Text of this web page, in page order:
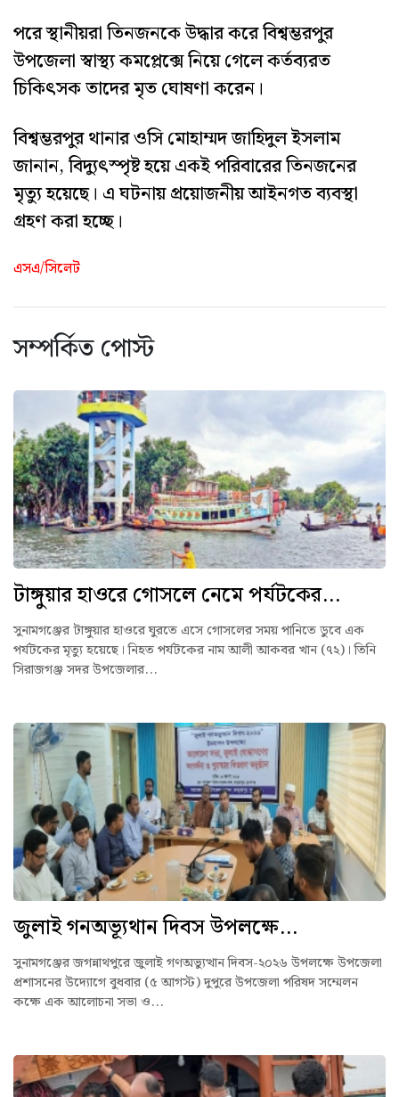
পরে স্থানীয়রা তিনজনকে উদ্ধার করে বিশ্বম্ভরপুর
উপজেলা স্বাস্থ্য কমপ্লেক্সে নিয়ে গেলে কর্তব্যরত
চিকিৎসক তাদের মৃত ঘোষণা করেন।
বিশ্বম্ভরপুর থানার ওসি মোহাম্মদ জাহিদুল ইসলাম
জানান, বিদ্যুৎস্পৃষ্ট হয়ে একই পরিবারের তিনজনের
মৃত্যু হয়েছে। এ ঘটনায় প্রয়োজনীয় আইনগত ব্যবস্থা
গ্রহণ করা হচ্ছে।
এসএ/সিলেট
সম্পর্কিত পোস্ট
টাঙ্গুয়ার হাওরে গোসলে নেমে পর্যটকের...
সুনামগঞ্জের টাঙ্গুয়ার হাওরে ঘুরতে এসে গোসলের সময় পানিতে ডুবে এক
পর্যটকের মৃত্যু হয়েছে। নিহত পর্যটকের নাম আলী আকবর খান (৭২)। তিনি
সিরাজগঞ্জ সদর উপজেলার...
জুলাই গনঅভ্যূথান দিবস উপলক্ষে...
সুনামগঞ্জের জগন্নাথপুরে জুলাই গণঅভ্যুত্থান দিবস-২০২৬ উপলক্ষে উপজেলা
প্রশাসনের উদ্যোগে বুধবার (৫ আগস্ট) দুপুরে উপজেলা পরিষদ সম্মেলন
কক্ষে এক আলোচনা সভা ও...